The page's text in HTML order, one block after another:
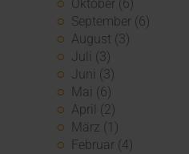
Oktober (6)
September (6)
August (3)
Juli (3)
Juni (3)
Mai (6)
April (2)
März (1)
Februar (4)